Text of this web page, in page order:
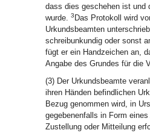
dass dies geschehen ist und
wurde. 3 Das Protokoll wird
Urkundsbeamten
schreibunkundig oder sonst
fügt er ein Handzeichen an,
Angabe des Grundes für die
(3) Der Urkundsbeamte
ihren Händen befindlichen
Bezug genommen wird, in
gegebenenfalls in Form
Zustellung oder Mitteilung